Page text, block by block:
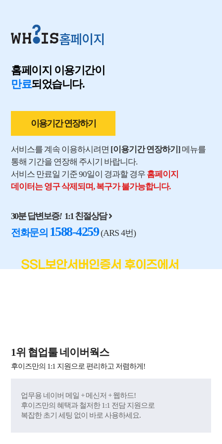
홈페이지
홈페이지 이용기간이
만료되었습니다.
이용기간 연장하기
서비스를 계속 이용하시려면 [이용기간 연장하기] 메뉴를
통해 기간을 연장해 주시기 바랍니다.
서비스 만료일 기준 90일이 경과할 경우 홈페이지
데이터는 영구 삭제되며, 복구가 불가능합니다.
30분 답변보증!1:1 친절상담
전화문의 1588-4259(ARS 4번)
SSL보안서버인증서 후이즈에서
1위 협업툴 네이버웍스
후이즈만의 1:1 지원으로 편리하고 저렴하게!
업무용 네이버 메일 + 메신저 + 웹하드!
후이즈만의 혜택과 철저한 1:1 전담 지원으로
복잡한 초기 세팅 없이 바로 사용하세요.